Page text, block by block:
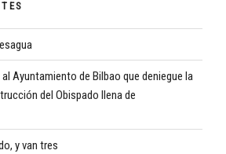
Ayuntamiento de Bilbao que deniegue la
del Obispado llena de
y van tres